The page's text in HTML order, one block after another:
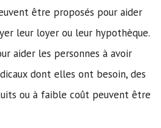
être proposés pour aider
leur loyer ou leur hypothèque.
aider les personnes à avoir
dont elles ont besoin, des
ou à faible coût peuvent être